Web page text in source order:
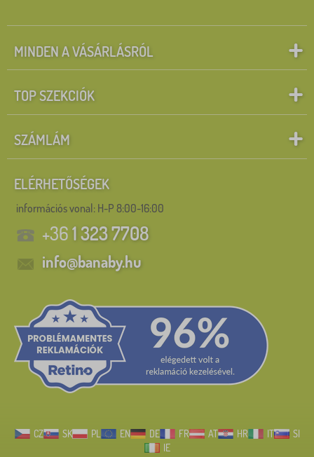
MINDEN A VÁSÁRLÁSRÓL
TOP SZEKCIÓK
SZÁMLÁM
ELÉRHETŐSÉGEK
információs vonal: H-P 8:00-16:00
+361 323 7708
info@banaby.hu
CZ SK PL EN DE FR AT HR IT
SI
IE